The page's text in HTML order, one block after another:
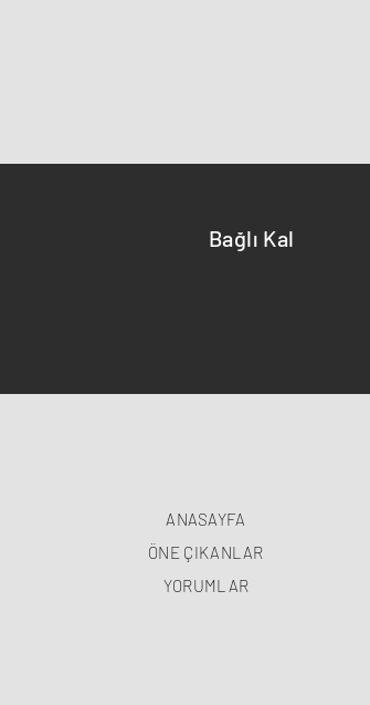
Bağlı Kal
ANASAYFA
ÖNE ÇIKANLAR
YORUMLAR